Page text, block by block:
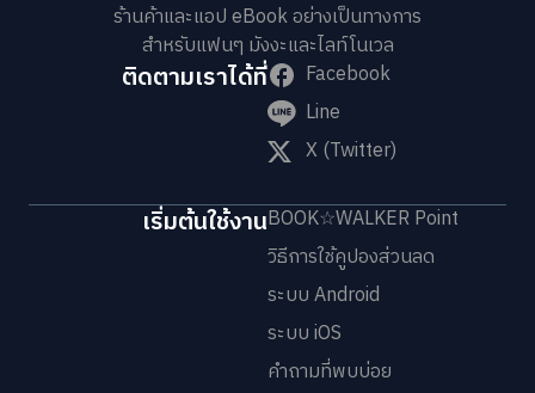
ร้านค้าและแอป eBook อย่างเป็นทางการ
สำหรับแฟนๆ มังงะและไลท์โนเวล
ติดตามเราได้ที่
Facebook
Line
X (Twitter)
เริ่มต้นใช้งานBOOK☆WALKER Point
วิธีการใช้คูปองส่วนลด
ระบบ Android
ระบบ iOS
คำถามที่พบบ่อย